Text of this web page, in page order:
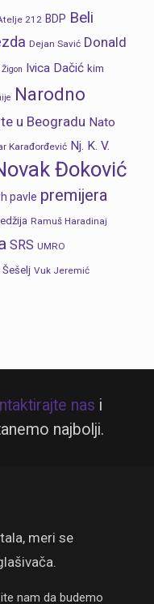
212 BDP Beli
Dejan Savić Donald
Ivica Dačić kim
Narodno
u Beogradu Nato
Karađorđević Nj. K. V.
Đoković
pavle premijera
Ramuš Haradinaj
SRS UMRO
Vuk Jeremić
nas i
najbolji.
meri se
nam da budemo